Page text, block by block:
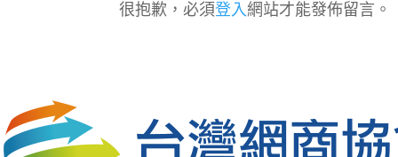
很抱歉，必須登入網站才能發佈留言。